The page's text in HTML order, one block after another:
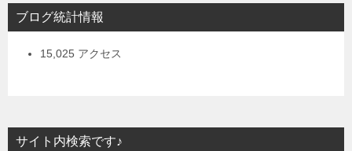
ブログ統計情報
15,025 アクセス
サイト内検索です♪